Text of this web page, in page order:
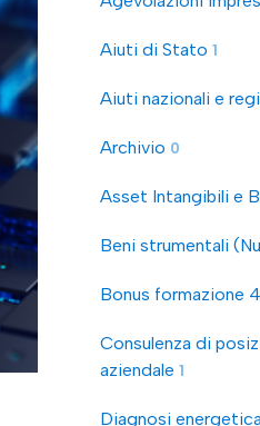
Aiuti di Stato 1
Aiuti nazionali e
Archivio 0
Asset Intangibili e
Beni strumentali
Bonus formazione
Consulenza di
aziendale 1
Diagnosi energetica